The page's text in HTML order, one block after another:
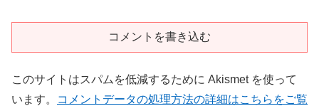
コメントを書き込む
このサイトはスパムを低減するために Akismet を使って
います。
コメントデータの処理方法の詳細はこちらをご覧